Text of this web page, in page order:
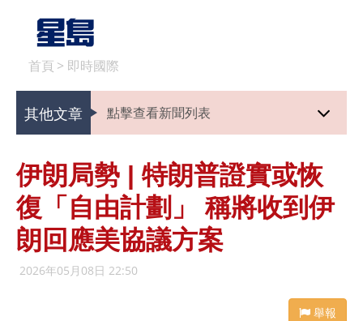
首頁 > 即時國際
其他文章 點擊查看新聞列表
伊朗局勢 | 特朗普證實或恢
復「自由計劃」 稱將收到伊
朗回應美協議方案
2026年05月08日 22:50
舉報